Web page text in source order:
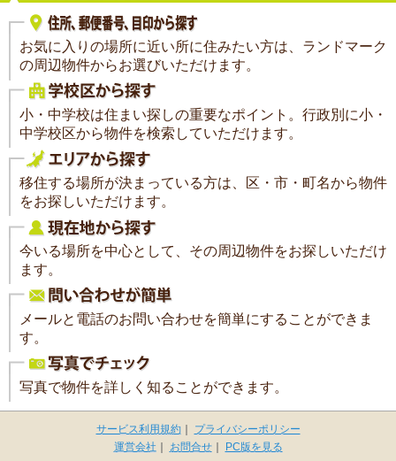
お気に入りの場所に近い所に住みたい方は、ランドマーク
の周辺物件からお選びいただけます。
小・中学校は住まい探しの重要なポイント。行政別に小・
中学校区から物件を検索していただけます。
移住する場所が決まっている方は、区・市・町名から物件
をお探しいただけます。
今いる場所を中心として、その周辺物件をお探しいただけ
ます。
メールと電話のお問い合わせを簡単にすることができま
す。
写真で物件を詳しく知ることができます。
サービス利用規約｜
プライバシーポリシー
運営会社 ｜ お問合せ｜ PC版を見る